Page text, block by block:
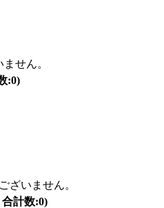
せん。
:0)
ざいません。
計数:0)